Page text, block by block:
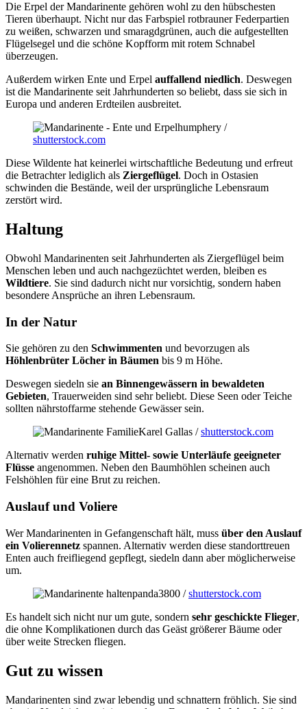
Die Erpel der Mandarinente gehören wohl zu den hübschesten
Tieren überhaupt. Nicht nur das Farbspiel rotbrauner Federpartien
zu weißen, schwarzen und smaragdgrünen, auch die aufgestellten
Flügelsegel und die schöne Kopfform mit rotem Schnabel
überzeugen.
Außerdem wirken Ente und Erpel auffallend niedlich. Deswegen
ist die Mandarinente seit Jahrhunderten so beliebt, dass sie sich in
Europa und anderen Erdteilen ausbreitet.
humphery /
shutterstock.com
Diese Wildente hat keinerlei wirtschaftliche Bedeutung und erfreut
die Betrachter lediglich als Ziergeflügel. Doch in Ostasien
schwinden die Bestände, weil der ursprüngliche Lebensraum
zerstört wird.
Haltung
Obwohl Mandarinenten seit Jahrhunderten als Ziergeflügel beim
Menschen leben und auch nachgezüchtet werden, bleiben es
Wildtiere. Sie sind dadurch nicht nur vorsichtig, sondern haben
besondere Ansprüche an ihren Lebensraum.
In der Natur
Sie gehören zu den Schwimmenten und bevorzugen als
Höhlenbrüter Löcher in Bäumen bis 9 m Höhe.
Deswegen siedeln sie an Binnengewässern in bewaldeten
Gebieten, Trauerweiden sind sehr beliebt. Diese Seen oder Teiche
sollten nährstoffarme stehende Gewässer sein.
Karel Gallas /shutterstock.com
Alternativ werden ruhige Mittel- sowie Unterläufe geeigneter
Flüsse angenommen. Neben den Baumhöhlen scheinen auch
Felshöhlen für eine Brut zu reichen.
Auslauf und Voliere
Wer Mandarinenten in Gefangenschaft hält, muss über den Auslauf
ein Volierennetz spannen. Alternativ werden diese standorttreuen
Enten auch freifliegend gepflegt, siedeln dann aber möglicherweise
um.
panda3800 /shutterstock.com
Es handelt sich nicht nur um gute, sondern sehr geschickte Flieger,
die ohne Komplikationen durch das Geäst größerer Bäume oder
über weite Strecken fliegen.
Gut zu wissen
Mandarinenten sind zwar lebendig und schnattern fröhlich. Sie sind